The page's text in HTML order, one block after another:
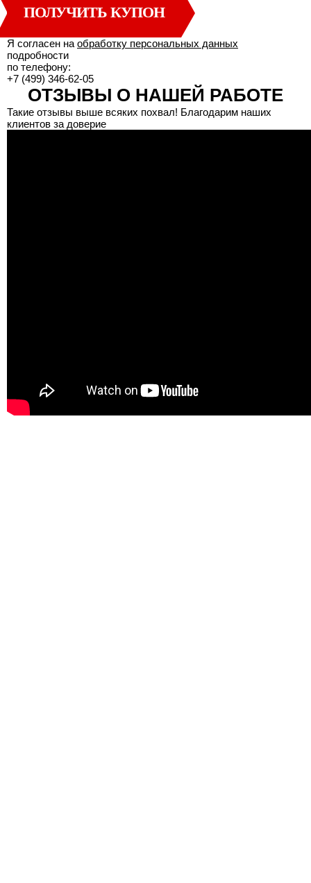
ПОЛУЧИТЬ КУПОН
Я согласен на обработку персональных данных
подробности
по телефону:
+7 (499) 346-62-05
ОТЗЫВЫ О НАШЕЙ РАБОТЕ
Такие отзывы выше всяких похвал! Благодарим наших
клиентов за доверие